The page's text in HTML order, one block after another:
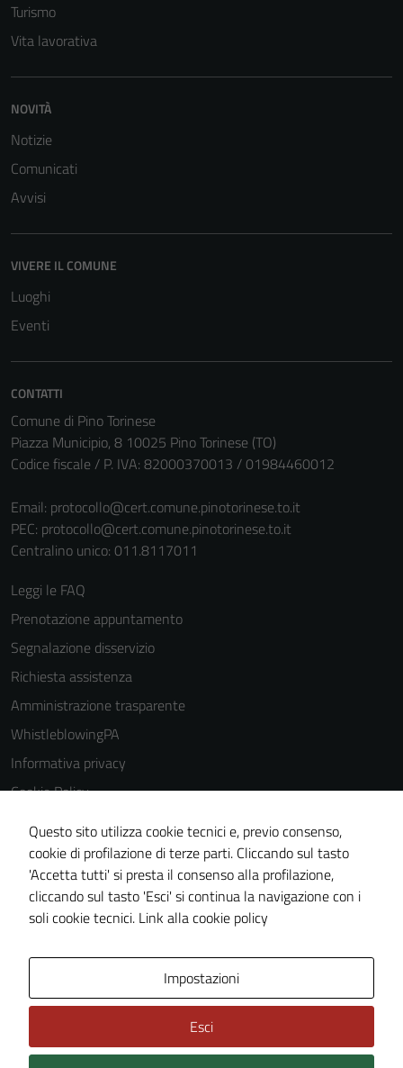
Turismo
Vita lavorativa
NOVITÀ
Notizie
Comunicati
Avvisi
VIVERE IL COMUNE
Luoghi
Eventi
CONTATTI
Comune di Pino Torinese
Piazza Municipio, 8 10025 Pino Torinese (TO)
Codice fiscale / P. IVA: 82000370013 / 01984460012
Email: protocollo@cert.comune.pinotorinese.to.it
PEC: protocollo@cert.comune.pinotorinese.to.it
Centralino unico: 011.8117011
Leggi le FAQ
Prenotazione appuntamento
Segnalazione disservizio
Richiesta assistenza
Amministrazione trasparente
WhistleblowingPA
Informativa privacy
Cookie Policy
Note legali
Dichiarazione di accessibilità
Piano di miglioramento del sito
Certificazione sistema gestione qualità
Questo sito utilizza cookie tecnici e, previo consenso,
cookie di profilazione di terze parti. Cliccando sul tasto
'Accetta tutti' si presta il consenso alla profilazione,
cliccando sul tasto 'Esci' si continua la navigazione con i
soli cookie tecnici. Link alla cookie policy
Impostazioni
Esci
possono
personali.